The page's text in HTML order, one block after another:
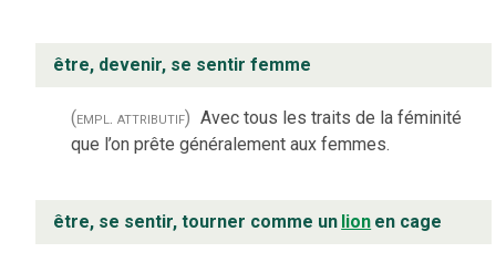
être, devenir, se sentir femme
(empl. attributif) Avec tous les traits de la féminité
que l’on prête généralement aux femmes.
être, se sentir, tourner comme un lion en cage